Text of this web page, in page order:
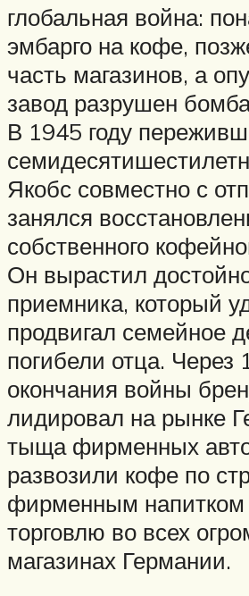
глобальная война:
эмбарго на кофе,
часть магазинов, а
завод разрушен
В 1945 году
Якобс совместно с
занялся
собственного
Он вырастил
приемника, который
продвигал семейное
погибели отца. Через
окончания войны
лидировал на рынке
тыща фирменных
развозили кофе по
фирменным напитком
торговлю во всех
магазинах Германии.